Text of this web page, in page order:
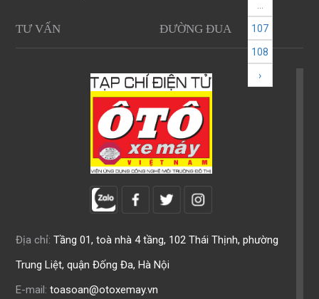
...
107
108
›
TƯ VẤN ĐƯỜNG ĐUA
Địa chỉ: Tầng 01, toà nhà 4 tầng, 102 Thái Thịnh, phường
Trung Liệt, quận Đống Đa, Hà Nội
E-mail: toasoan@otoxemay.vn